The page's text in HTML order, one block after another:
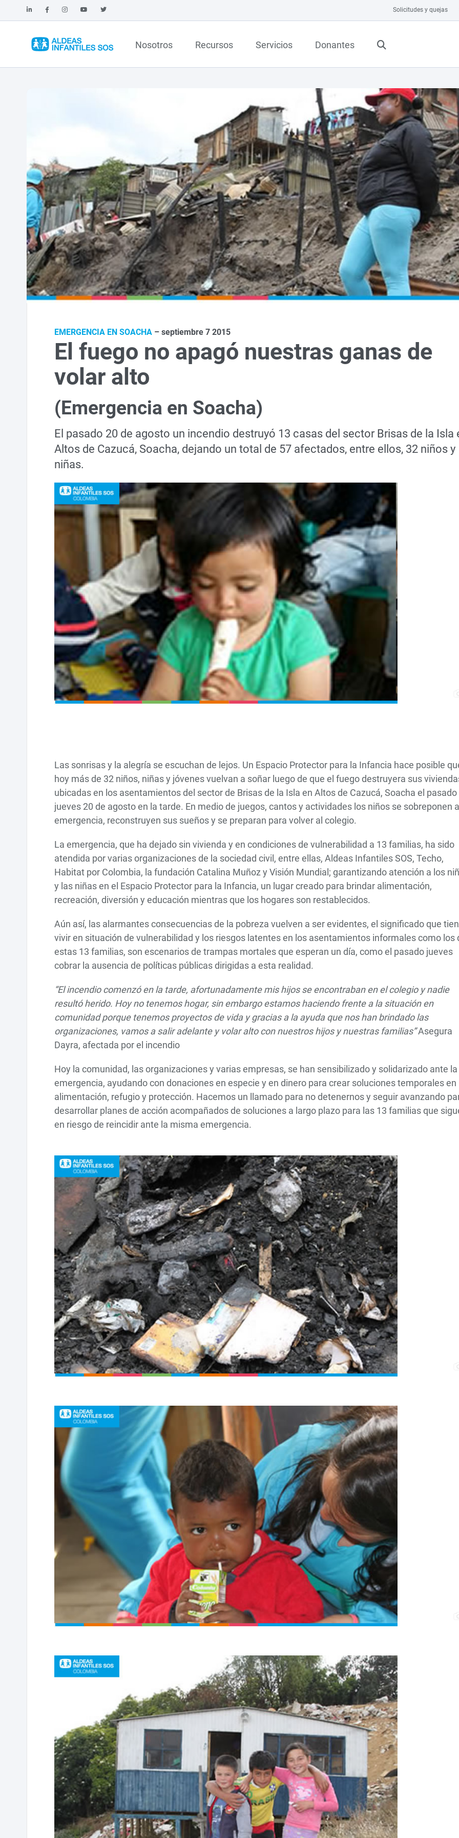
Solicitudes y quejas
Nosotros Recursos Servicios Donantes
EMERGENCIA EN SOACHA – septiembre 7 2015
El fuego no apagó nuestras ganas de
volar alto
(Emergencia en Soacha)
El pasado 20 de agosto un incendio destruyó 13 casas del sector Brisas de la Isla
Altos de Cazucá, Soacha, dejando un total de 57 afectados, entre ellos, 32 niños y
niñas.
Las sonrisas y la alegría se escuchan de lejos. Un Espacio Protector para la Infancia hace posible
hoy más de 32 niños, niñas y jóvenes vuelvan a soñar luego de que el fuego destruyera sus
ubicadas en los asentamientos del sector de Brisas de la Isla en Altos de Cazucá, Soacha el pasado
jueves 20 de agosto en la tarde. En medio de juegos, cantos y actividades los niños se sobreponen
emergencia, reconstruyen sus sueños y se preparan para volver al colegio.
La emergencia, que ha dejado sin vivienda y en condiciones de vulnerabilidad a 13 familias, ha sido
atendida por varias organizaciones de la sociedad civil, entre ellas, Aldeas Infantiles SOS, Techo,
Habitat por Colombia, la fundación Catalina Muñoz y Visión Mundial; garantizando atención a los
y las niñas en el Espacio Protector para la Infancia, un lugar creado para brindar alimentación,
recreación, diversión y educación mientras que los hogares son restablecidos.
Aún así, las alarmantes consecuencias de la pobreza vuelven a ser evidentes, el significado que
vivir en situación de vulnerabilidad y los riesgos latentes en los asentamientos informales como los
estas 13 familias, son escenarios de trampas mortales que esperan un día, como el pasado jueves
cobrar la ausencia de políticas públicas dirigidas a esta realidad.
“El incendio comenzó en la tarde, afortunadamente mis hijos se encontraban en el colegio y nadie
resultó herido. Hoy no tenemos hogar, sin embargo estamos haciendo frente a la situación en
comunidad porque tenemos proyectos de vida y gracias a la ayuda que nos han brindado las
organizaciones, vamos a salir adelante y volar alto con nuestros hijos y nuestras familias”Asegura
Dayra, afectada por el incendio
Hoy la comunidad, las organizaciones y varias empresas, se han sensibilizado y solidarizado ante la
emergencia, ayudando con donaciones en especie y en dinero para crear soluciones temporales en
alimentación, refugio y protección. Hacemos un llamado para no detenernos y seguir avanzando
desarrollar planes de acción acompañados de soluciones a largo plazo para las 13 familias que
en riesgo de reincidir ante la misma emergencia.